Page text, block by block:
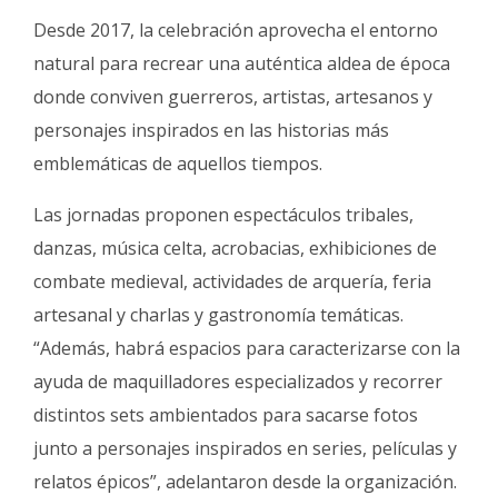
Desde 2017, la celebración aprovecha el entorno
natural para recrear una auténtica aldea de época
donde conviven guerreros, artistas, artesanos y
personajes inspirados en las historias más
emblemáticas de aquellos tiempos.
Las jornadas proponen espectáculos tribales,
danzas, música celta, acrobacias, exhibiciones de
combate medieval, actividades de arquería, feria
artesanal y charlas y gastronomía temáticas.
“Además, habrá espacios para caracterizarse con la
ayuda de maquilladores especializados y recorrer
distintos sets ambientados para sacarse fotos
junto a personajes inspirados en series, películas y
relatos épicos”, adelantaron desde la organización.